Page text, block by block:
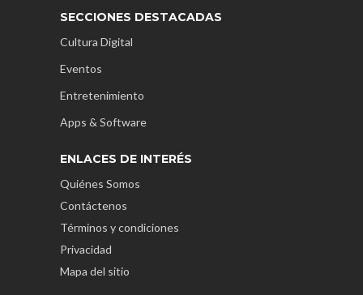
SECCIONES DESTACADAS
Cultura Digital
Eventos
Entretenimiento
Apps & Software
ENLACES DE INTERÉS
Quiénes Somos
Contáctenos
Términos y condiciones
Privacidad
Mapa del sitio